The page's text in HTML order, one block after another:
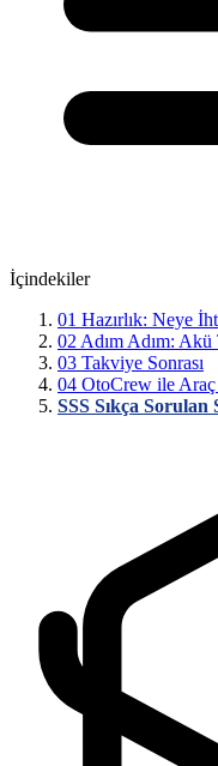
İçindekiler
01 Hazırlık: Neye
02 Adım Adım:
03 Takviye Sonrası
04 OtoCrew ile Araç
SSS Sıkça Sorulan